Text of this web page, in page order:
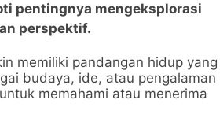
pentingnya mengeksplorasi
perspektif.
memiliki pandangan hidup yang
budaya, ide, atau pengalaman
memahami atau menerima